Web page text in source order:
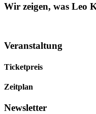
Wir zeigen, was Leo
Veranstaltung
Ticketpreis
Zeitplan
Newsletter